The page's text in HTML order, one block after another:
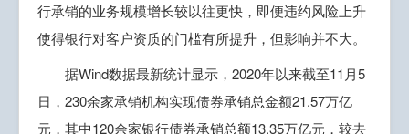
行承销的业务规模增长较以往更快，即便违约风险上升
使得银行对客户资质的门槛有所提升，但影响并不大。
据Wind数据最新统计显示，2020年以来截至11月5
日，230余家承销机构实现债券承销总金额21.57万亿
元，其中120余家银行债券承销总额13.35万亿元，较去